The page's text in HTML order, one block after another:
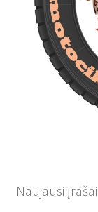
Naujausi įrašai